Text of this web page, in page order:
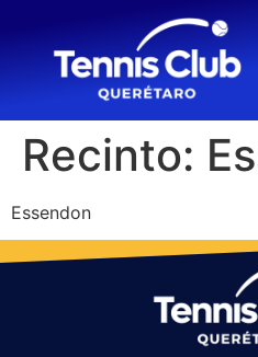
Recinto:
Essendon